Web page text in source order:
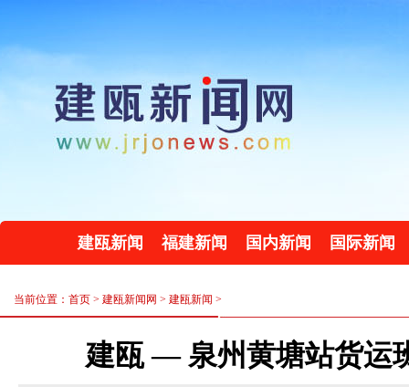
建瓯新闻 福建新闻 国内新闻 国际新闻
当前位置：首页 > 建瓯新闻网 > 建瓯新闻 >
建瓯 — 泉州黄塘站货运